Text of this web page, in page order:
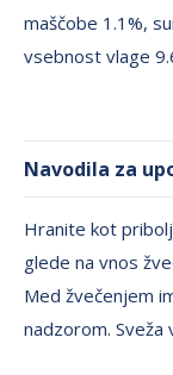
maščobe 1.1%,
vsebnost vlage
Navodila za
Hranite kot
glede na vnos
Med žvečenjem
nadzorom. Sveža